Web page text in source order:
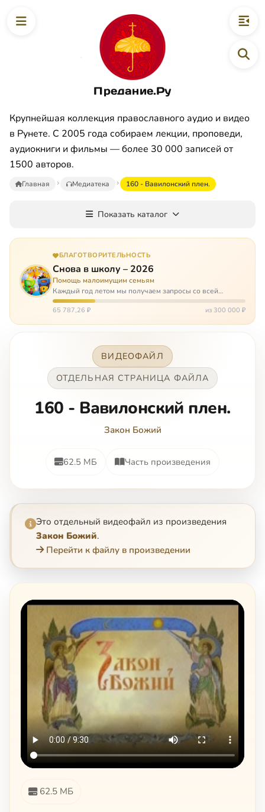
Предание.Ру
Крупнейшая коллекция православного аудио и видео
в Рунете. С 2005 года собираем лекции, проповеди,
аудиокниги и фильмы — более 30 000 записей от
1500 авторов.
Главная Медиатека 160 - Вавилонский плен.
Показать каталог
БЛАГОТВОРИТЕЛЬНОСТЬ
Снова в школу – 2026
Помощь малоимущим семьям
Каждый год летом мы получаем запросы со всей
России: помогите собраться в школу. Семьи с больными
детьми или родителями, семьи без пап или мам,
65 787,26 ₽ из 300 000 ₽
ВИДЕОФАЙЛ
ОТДЕЛЬНАЯ СТРАНИЦА ФАЙЛА
160 - Вавилонский плен.
Закон Божий
62.5 МБ Часть произведения
Это отдельный видеофайл из произведения
Закон Божий.
Перейти к файлу в произведении
62.5 МБ